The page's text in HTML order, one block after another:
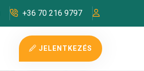
+36 70 216 9797
JELENTKEZÉS